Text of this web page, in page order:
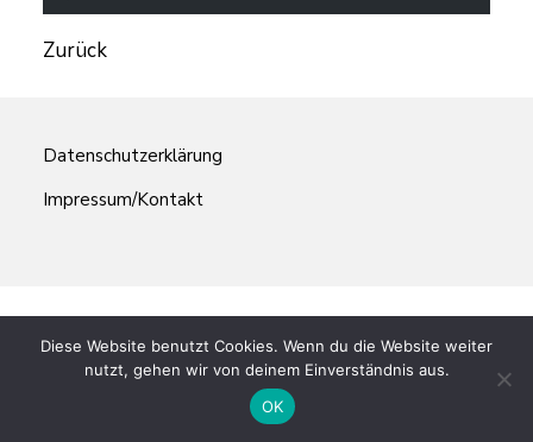
Zurück
Datenschutzerklärung
Impressum/Kontakt
Diese Website benutzt Cookies. Wenn du die Website weiter
nutzt, gehen wir von deinem Einverständnis aus.
OK